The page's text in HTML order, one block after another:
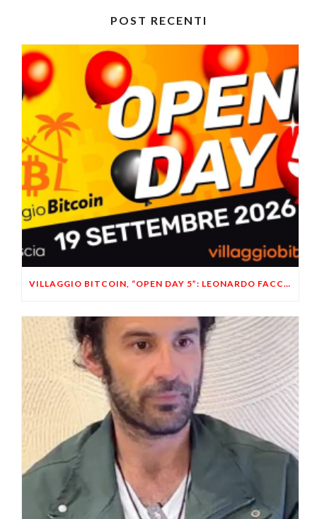
POST RECENTI
VILLAGGIO BITCOIN, “OPEN DAY 5”: LEONARDO FACCO OSPITE A BRESCIA